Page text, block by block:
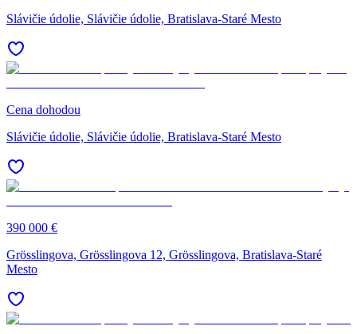
Slávičie údolie, Slávičie údolie, Bratislava-Staré Mesto
Cena dohodou
Slávičie údolie, Slávičie údolie, Bratislava-Staré Mesto
390 000 €
Grösslingova, Grösslingova 12, Grösslingova, Bratislava-Staré
Mesto